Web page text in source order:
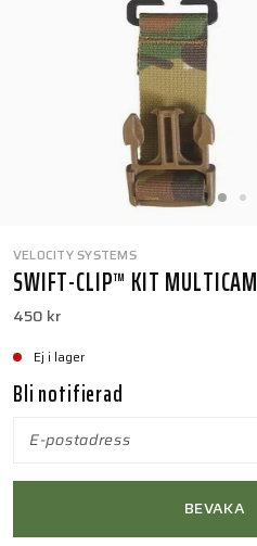
VELOCITY SYSTEMS
SWIFT-CLIP™ KIT MULTICAM
450 kr
Ej i lager
Bli notifierad
BEVAKA